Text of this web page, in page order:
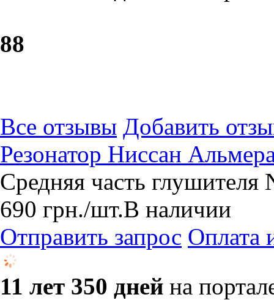
88
Все отзывы Добавить
Резонатор Ниссан
Средняя часть глушителя
690 грн./шт.В наличии
Отправить запрос Оплата
11 лет 350 дней на